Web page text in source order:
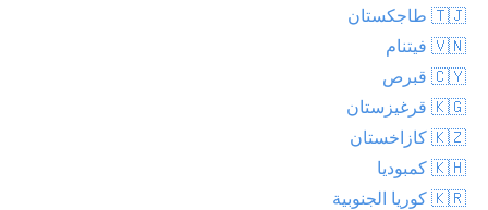
🇹🇯 طاجكستان
🇻🇳 فيتنام
🇨🇾 قبرص
🇰🇬 قرغيزستان
🇰🇿 كازاخستان
🇰🇭 كمبوديا
🇰🇷 كوريا الجنوبية